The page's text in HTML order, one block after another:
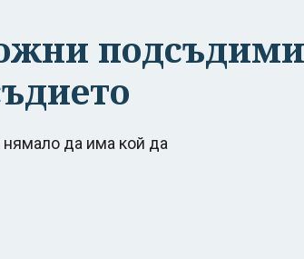
да има кой да